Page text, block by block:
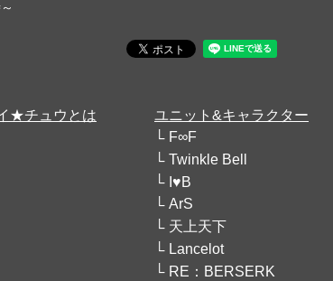
★チュウとは
ユニット&キャラクター
F∞F
Twinkle Bell
I♥B
ArS
天上天下
Lancelot
RE：BERSERK